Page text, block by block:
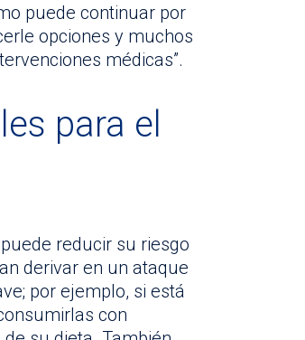
puede continuar por
opciones y muchos
médicas”.
para el
puede reducir su riesgo
derivar en un ataque
por ejemplo, si está
con